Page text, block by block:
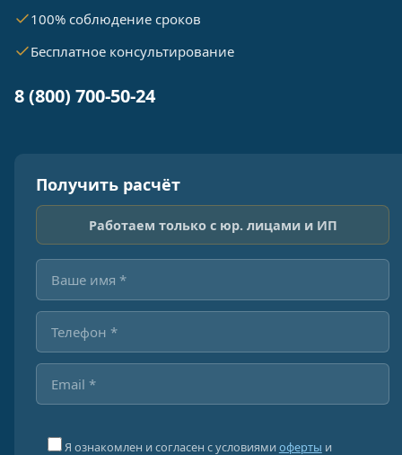
100% соблюдение сроков
Бесплатное консультирование
8 (800) 700-50-24
Получить расчёт
Работаем только с юр. лицами и ИП
Я ознакомлен и согласен с условиями оферты и